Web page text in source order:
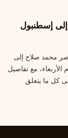
إسطنبول
محمد صلاح إلى
مع تفاصيل
كل ما يتعلق